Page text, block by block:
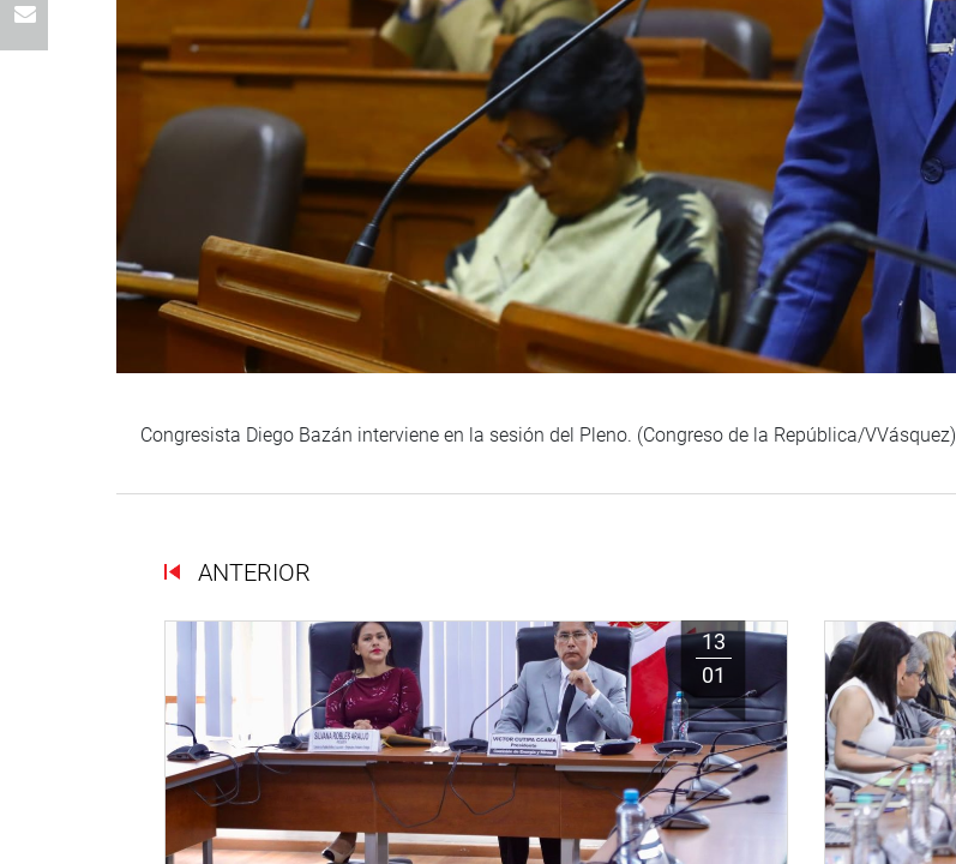
Congresista Diego Bazán interviene en la sesión del Pleno. (Congreso de la República/VVásquez)
ANTERIOR
13
01